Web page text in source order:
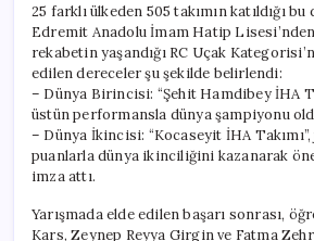
25 farklı ülkeden 505 takımın katıldığı
Edremit Anadolu İmam Hatip
rekabetin yaşandığı RC Uçak
edilen dereceler şu şekilde belirlendi:
– Dünya Birincisi: “Şehit Hamdibey İHA
üstün performansla dünya şampiyonu
– Dünya İkincisi: “Kocaseyit İHA
puanlarla dünya ikinciliğini kazanarak
imza attı.
Yarışmada elde edilen başarı sonrası,
Kars, Zeynep Reyya Girgin ve Fatma